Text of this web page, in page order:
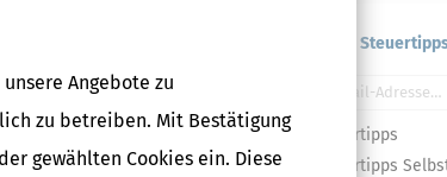
Angebote zu
zu betreiben. Mit Bestätigung
gewählten Cookies ein. Diese
Kostenlose
Steuertipps
Steuertipps